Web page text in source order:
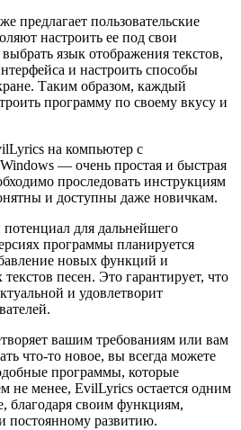
предлагает пользовательские
настроить ее под свои
язык отображения текстов,
и настроить способы
Таким образом, каждый
программу по своему вкусу и
на компьютер с
— очень простая и быстрая
проследовать инструкциям
и доступны даже новичкам.
для дальнейшего
программы планируется
новых функций и
песен. Это гарантирует, что
и удовлетворит
вашим требованиям или вам
что-то новое, вы всегда можете
программы, которые
не менее, EvilLyrics остается одним
благодаря своим функциям,
постоянному развитию.